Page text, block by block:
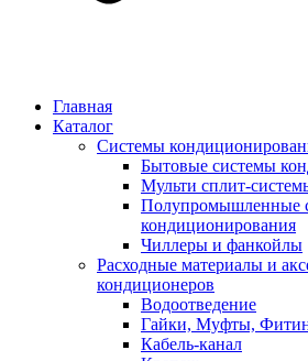
Главная
Каталог
Системы
Бытовые системы
Мульти сплит-
Полупромышленные
кондиционирования
Чиллеры и фанкойлы
Расходные материалы и
кондиционеров
Водоотведение
Гайки, Муфты,
Кабель-канал